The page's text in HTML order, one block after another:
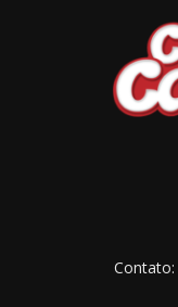
Contato: